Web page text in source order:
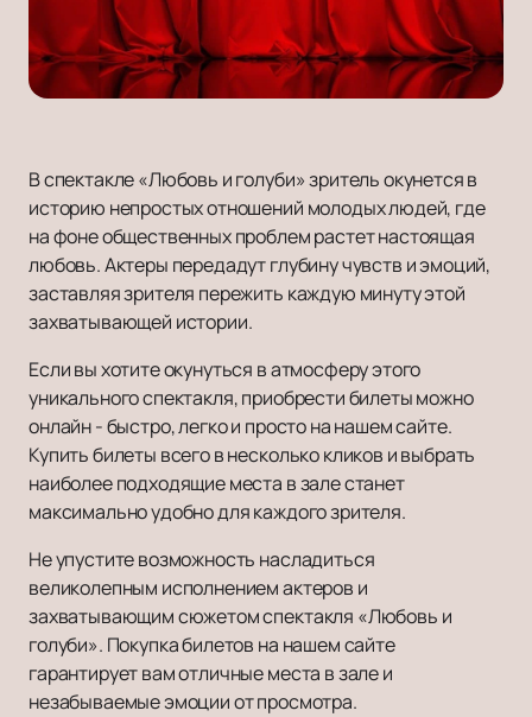
В спектакле «Любовь и голуби» зритель окунется в
историю непростых отношений молодых людей, где
на фоне общественных проблем растет настоящая
любовь. Актеры передадут глубину чувств и эмоций,
заставляя зрителя пережить каждую минуту этой
захватывающей истории.
Если вы хотите окунуться в атмосферу этого
уникального спектакля, приобрести билеты можно
онлайн - быстро, легко и просто на нашем сайте.
Купить билеты всего в несколько кликов и выбрать
наиболее подходящие места в зале станет
максимально удобно для каждого зрителя.
Не упустите возможность насладиться
великолепным исполнением актеров и
захватывающим сюжетом спектакля «Любовь и
голуби». Покупка билетов на нашем сайте
гарантирует вам отличные места в зале и
незабываемые эмоции от просмотра.